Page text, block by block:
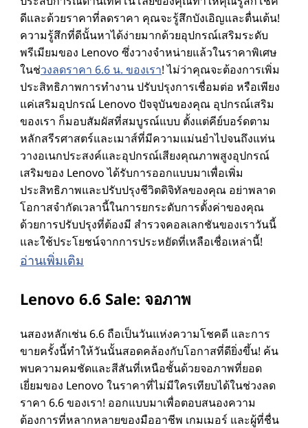
ดีและด้วยราคาที่ลดราคา คุณจะรู้สึกบังเอิญและตื่นเต้น!
ความรู้สึกที่ดีนั้นหาได้ง่ายมากด้วยอุปกรณ์เสริมระดับ
พรีเมียมของ Lenovo ซึ่งวางจําหน่ายแล้วในราคาพิเศษ
ในช่วงลดราคา 6.6 น. ของเรา! ไม่ว่าคุณจะต้องการเพิ่ม
ประสิทธิภาพการทํางาน ปรับปรุงการเชื่อมต่อ หรือเพียง
แค่เสริมอุปกรณ์ Lenovo ปัจจุบันของคุณ อุปกรณ์เสริม
ของเรา ก็มอบสัมผัสที่สมบูรณ์แบบ ตั้งแต่คีย์บอร์ดตาม
หลักสรีรศาสตร์และเมาส์ที่มีความแม่นยําไปจนถึงแท่น
วางอเนกประสงค์และอุปกรณ์เสียงคุณภาพสูงอุปกรณ์
เสริมของ Lenovo ได้รับการออกแบบมาเพื่อเพิ่ม
ประสิทธิภาพและปรับปรุงชีวิตดิจิทัลของคุณ อย่าพลาด
โอกาสจํากัดเวลานี้ในการยกระดับการตั้งค่าของคุณ
ด้วยการปรับปรุงที่ต้องมี สํารวจคอลเลกชันของเราวันนี้
และใช้ประโยชน์จากการประหยัดที่เหลือเชื่อเหล่านี้!
อ่านเพิ่มเติม
Lenovo 6.6 Sale: จอภาพ
นสองหลักเช่น 6.6 ถือเป็นวันแห่งความโชคดี และการ
ขายครั้งนี้ทําให้วันนั้นสอดคล้องกับโอกาสที่ดียิ่งขึ้น! ค้น
พบความคมชัดและสีสันที่เหนือชั้นด้วยจอภาพที่ยอด
เยี่ยมของ Lenovo ในราคาที่ไม่มีใครเทียบได้ในช่วงลด
ราคา 6.6 ของเรา! ออกแบบมาเพื่อตอบสนองความ
ต้องการที่หลากหลายของมืออาชีพ เกมเมอร์ และผู้ที่ชื่น